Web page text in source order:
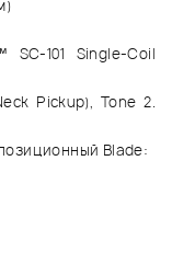
SC-101 Single-Coil
Pickup), Tone 2.
Blade: